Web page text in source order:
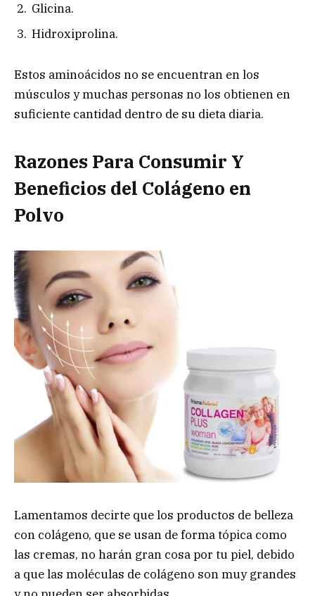
Glicina.
Hidroxiprolina.
Estos aminoácidos no se encuentran en los
músculos y muchas personas no los obtienen en
suficiente cantidad dentro de su dieta diaria.
Razones Para Consumir Y
Beneficios del Colágeno en
Polvo
Lamentamos decirte que los productos de belleza
con colágeno, que se usan de forma tópica como
las cremas, no harán gran cosa por tu piel, debido
a que las moléculas de colágeno son muy grandes